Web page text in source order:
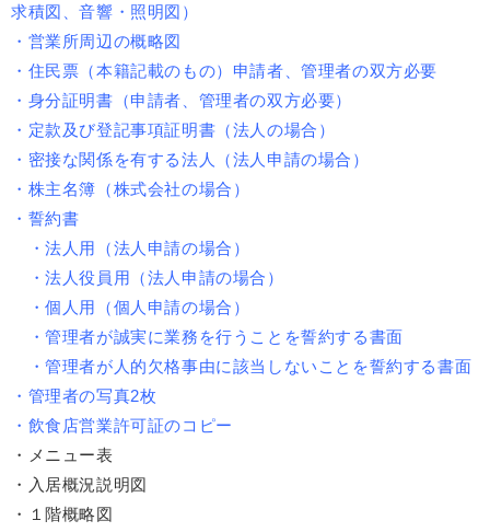
求積図、音響・照明図）
・営業所周辺の概略図
・住民票（本籍記載のもの）申請者、管理者の双方必要
・身分証明書（申請者、管理者の双方必要）
・定款及び登記事項証明書（法人の場合）
・密接な関係を有する法人（法人申請の場合）
・株主名簿（株式会社の場合）
・誓約書
・法人用（法人申請の場合）
・法人役員用（法人申請の場合）
・個人用（個人申請の場合）
・管理者が誠実に業務を行うことを誓約する書面
・管理者が人的欠格事由に該当しないことを誓約する書面
・管理者の写真2枚
・飲食店営業許可証のコピー
・メニュー表
・入居概況説明図
・１階概略図